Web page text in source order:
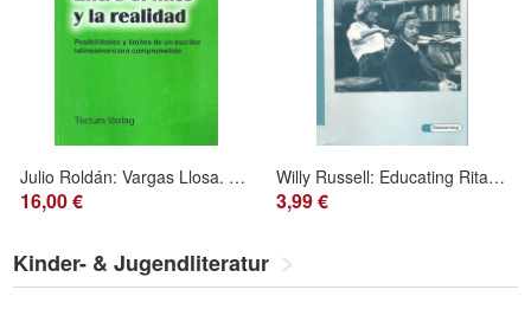
Julio Roldán: Vargas Llosa. Entre el mito y la realidad (2000) Tectum
16,00 €
Willy Russell: Educating Rita (1997) Moritz Diesterweg
3,99 €
Kinder- & Jugendliteratur